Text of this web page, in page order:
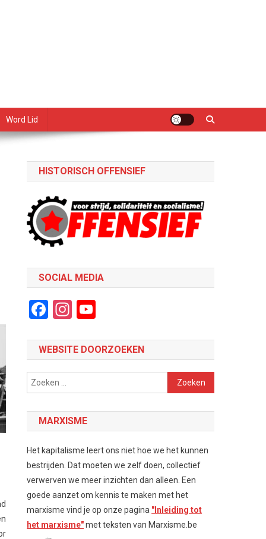
Word Lid
HISTORISCH OFFENSIEF
SOCIAL MEDIA
Facebook
Instagram
WEBSITE DOORZOEKEN
Zoeken
naar:
MARXISME
Het kapitalisme leert ons niet hoe we het kunnen
bestrijden. Dat moeten we zelf doen, collectief
verwerven we meer inzichten dan alleen. Een
goede aanzet om kennis te maken met het
marxisme vind je op onze pagina "Inleiding tot
het marxisme"met teksten van Marxisme.be